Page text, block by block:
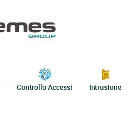
Controllo Accessi Intrusione